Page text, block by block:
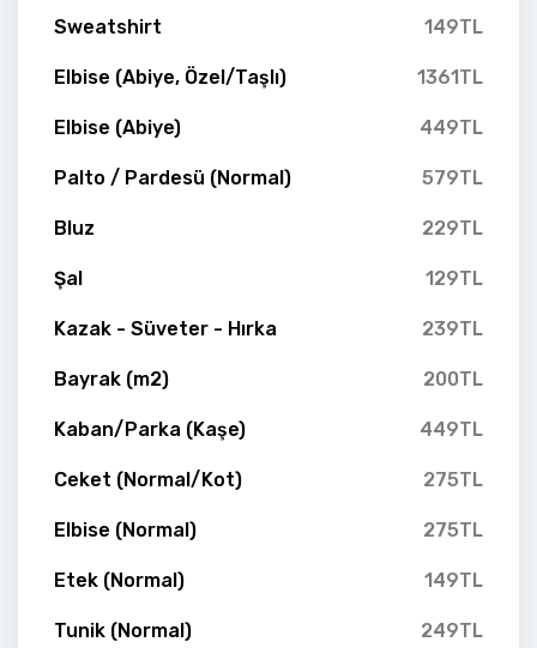
Sweatshirt 149TL
Elbise (Abiye, Özel/Taşlı) 1361TL
Elbise (Abiye) 449TL
Palto / Pardesü (Normal) 579TL
Bluz 229TL
Şal 129TL
Kazak - Süveter - Hırka 239TL
Bayrak (m2) 200TL
Kaban/Parka (Kaşe) 449TL
Ceket (Normal/Kot) 275TL
Elbise (Normal) 275TL
Etek (Normal) 149TL
Tunik (Normal) 249TL